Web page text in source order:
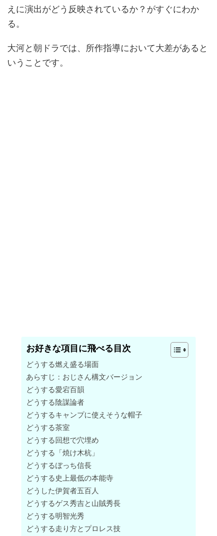
えに演出がどう反映されているか？がすぐにわか
る。
大河と朝ドラでは、所作指導において大差があると
いうことです。
お好きな項目に飛べる目次
どうする燃え盛る場面
あらすじ：おじさん構文バージョン
どうする愛宕百韻
どうする陰謀論者
どうするキャンプに使えそうな帽子
どうする茶室
どうする回想で穴埋め
どうする「焼け木杭」
どうするぼっち信長
どうする史上最低の本能寺
どうした伊賀者五百人
どうするゲス秀吉と山賊秀長
どうする明智光秀
どうする走り方とプロレス技